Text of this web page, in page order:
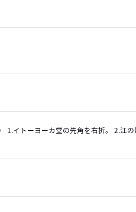
イトーヨーカ堂の先角を右折。 2.江の